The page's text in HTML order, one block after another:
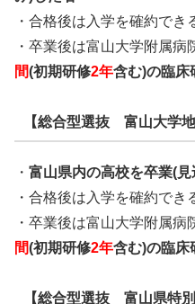
・合格後は入学を確約でき
・卒業後は富山大学附属病
間(初期研修2年含む)の臨床
【総合型選抜 富山大学地
・ 富山県内の高校を卒業(
・合格後は入学を確約でき
・卒業後は富山大学附属病
間(初期研修2年含む)の臨床
【総合型選抜 富山県特別